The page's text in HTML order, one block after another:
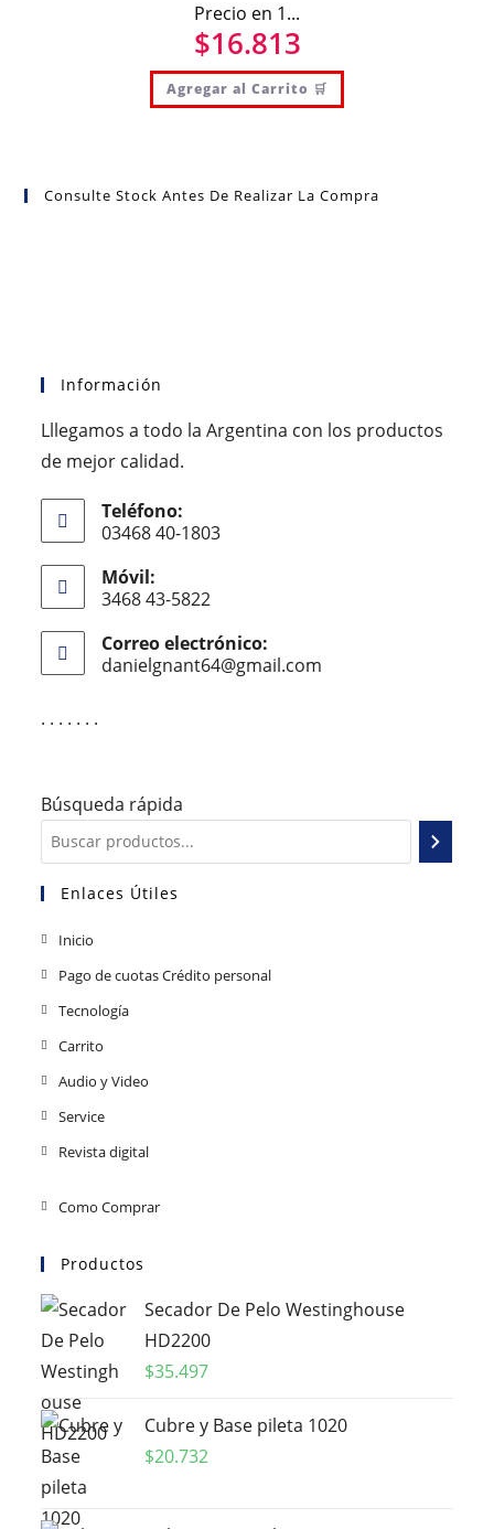
Precio en 1...
$16.813
Agregar al Carrito 🛒
Consulte Stock Antes De Realizar La Compra
Información
Lllegamos a todo la Argentina con los productos
de mejor calidad.
Teléfono:
03468 40-1803
Móvil:
3468 43-5822
Correo electrónico:
danielgnant64@gmail.com
. . . . . . .
Búsqueda rápida
Enlaces Útiles
Inicio
Pago de cuotas Crédito personal
Tecnología
Carrito
Audio y Video
Service
Revista digital
Como Comprar
Productos
Secador De Pelo Westinghouse
HD2200
$35.497
Cubre y Base pileta 1020
$20.732